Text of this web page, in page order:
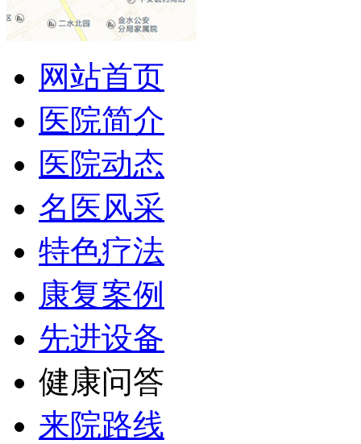
网站首页
医院简介
医院动态
名医风采
特色疗法
康复案例
先进设备
健康问答
来院路线